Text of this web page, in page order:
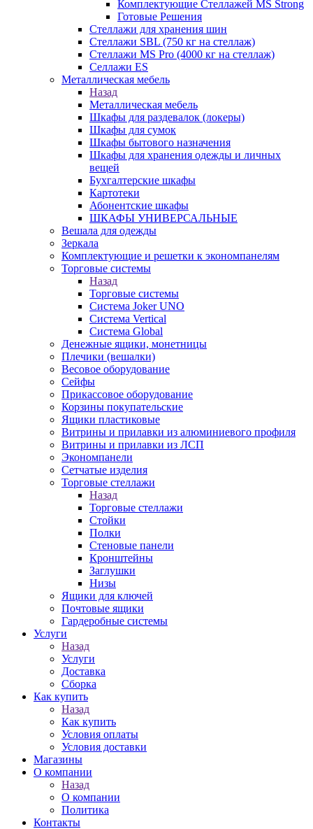
Комплектующие Стеллажей MS Strong
Готовые Решения
Стеллажи для хранения шин
Стеллажи SBL (750 кг на стеллаж)
Стеллажи MS Pro (4000 кг на стеллаж)
Селлажи ES
Металлическая мебель
Назад
Металлическая мебель
Шкафы для раздевалок (локеры)
Шкафы для сумок
Шкафы бытового назначения
Шкафы для хранения одежды и личных
вещей
Бухгалтерские шкафы
Картотеки
Абонентские шкафы
ШКАФЫ УНИВЕРСАЛЬНЫЕ
Вешала для одежды
Зеркала
Комплектующие и решетки к экономпанелям
Торговые системы
Назад
Торговые системы
Система Joker UNO
Система Vertical
Система Global
Денежные ящики, монетницы
Плечики (вешалки)
Весовое оборудование
Сейфы
Прикассовое оборудование
Корзины покупательские
Ящики пластиковые
Витрины и прилавки из алюминиевого профиля
Витрины и прилавки из ЛСП
Экономпанели
Сетчатые изделия
Торговые стеллажи
Назад
Торговые стеллажи
Стойки
Полки
Стеновые панели
Кронштейны
Заглушки
Низы
Ящики для ключей
Почтовые ящики
Гардеробные системы
Услуги
Назад
Услуги
Доставка
Сборка
Как купить
Назад
Как купить
Условия оплаты
Условия доставки
Магазины
О компании
Назад
О компании
Политика
Контакты